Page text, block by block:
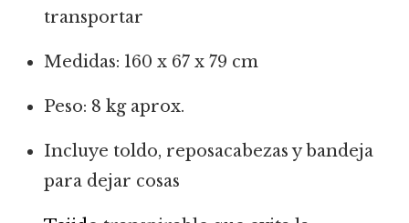
transportar
Medidas: 160 x 67 x 79 cm
Peso: 8 kg aprox.
Incluye toldo, reposacabezas y bandeja
para dejar cosas